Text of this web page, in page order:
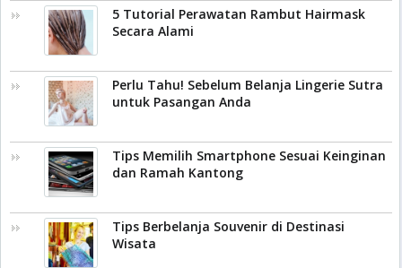
5 Tutorial Perawatan Rambut Hairmask
Secara Alami
Perlu Tahu! Sebelum Belanja Lingerie Sutra
untuk Pasangan Anda
Tips Memilih Smartphone Sesuai Keinginan
dan Ramah Kantong
Tips Berbelanja Souvenir di Destinasi
Wisata